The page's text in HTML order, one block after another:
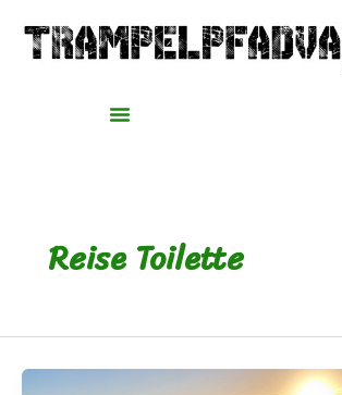
Inhalt
springen
Reise Toilette